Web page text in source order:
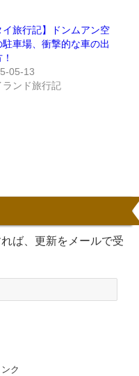
イ旅行記】ドンムアン空
駐車場、衝撃的な車の出
05-13
ランド旅行記
ば、更新をメールで受
ク